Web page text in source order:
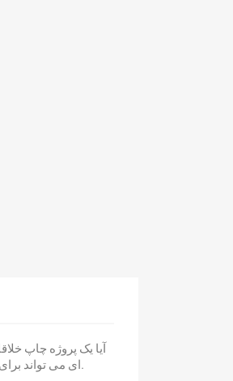
آیا یک پروژه چاپ
ای می تواند برای تمامی نیازهای چاپی بدون محدودیت سایز استفاده شود.